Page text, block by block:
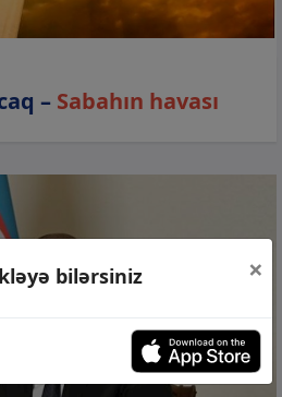
– Sabahın havası
bilərsiniz ×